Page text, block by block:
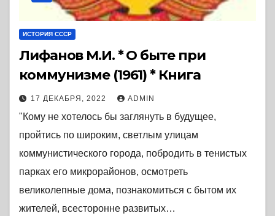
ИСТОРИЯ СССР
Лифанов М.И. * О быте при
коммунизме (1961) * Книга
17 ДЕКАБРЯ, 2022 ADMIN
"Кому не хотелось бы заглянуть в будущее,
пройтись по широким, светлым улицам
коммунистического города, побродить в тенистых
парках его микрорайонов, осмотреть
великолепные дома, познакомиться с бытом их
жителей, всесторонне развитых…